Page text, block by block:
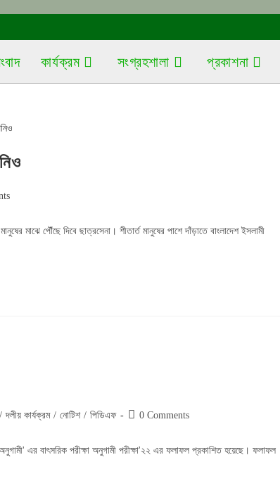
কার্যক্রম সংগ্রহশালা প্রকাশনা
মাঝে পৌঁছে দিবে ছাত্রসেনা। শীতার্ত মানুষের পাশে দাঁড়াতে বাংলাদেশ ইসলামী
/ দলীয় কার্যক্রম / নোটিশ / পিডিএফ
Post0 Comments
এর বাৎসরিক পরীক্ষা অনুগামী পরীক্ষা'২২ এর ফলাফল প্রকাশিত হয়েছে। ফলাফল